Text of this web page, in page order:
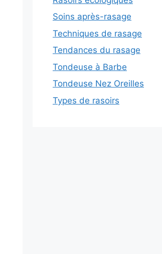
Soins après-rasage
Techniques de rasage
Tendances du rasage
Tondeuse à Barbe
Tondeuse Nez Oreilles
Types de rasoirs